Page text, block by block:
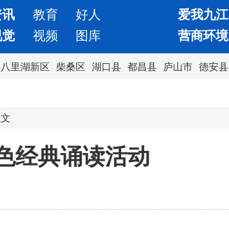
教育 好人 爱我九江
视频 图库 营商环境
八里湖新区 柴桑区 湖口县 都昌县 庐山市 德安县
经典诵读活动